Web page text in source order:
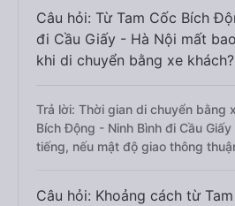
Câu hỏi: Từ Tam Cốc Bích
đi Cầu Giấy - Hà Nội mất
khi di chuyển bằng xe khách?
Trả lời: Thời gian di chuyển bằng
Bích Động - Ninh Bình đi Cầu
tiếng, nếu mật độ giao thông
Câu hỏi: Khoảng cách từ